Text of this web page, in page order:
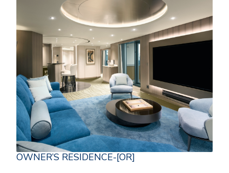
OWNER’S RESIDENCE-[OR]